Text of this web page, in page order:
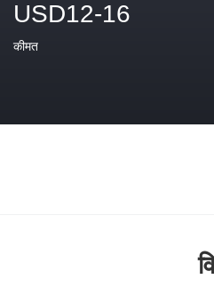
USD12-16
कीमत